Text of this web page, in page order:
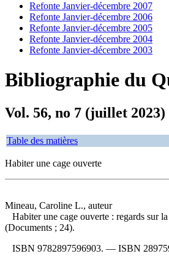
Refonte Janvier-décembre 2007
Refonte Janvier-décembre 2006
Refonte Janvier-décembre 2005
Refonte Janvier-décembre 2004
Refonte Janvier-décembre 2003
Bibliographie du
Vol. 56, no 7 (juillet 2023)
Table des matières
Habiter une cage ouverte
Mineau, Caroline L., auteur
Habiter une cage ouverte : regards sur
(Documents ; 24).
ISBN 9782897596903. — ISBN